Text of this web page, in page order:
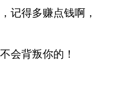
记得多赚点钱啊，
会背叛你的！